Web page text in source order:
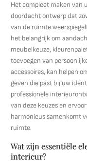
Het compleet maken van
doordacht ontwerp dat
van de ruimte
het belangrijk om
meubelkeuze,
toevoegen van
accessoires, kan helpen
geven die past bij uw
professionele
van deze keuzes en
harmonieus samenkomt
ruimte.
Wat zijn essentiële
interieur?